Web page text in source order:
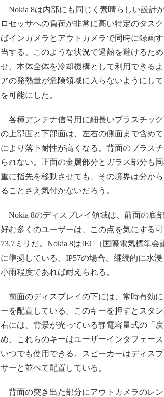
Nokia 8は内部にも同じく素晴らしい設計
ロセッサへの負荷が非常に高い特定のタス
ばインカメラとアウトカメラで同時に録画
当する。このような状況で過熱を避けるた
せ、本体全体を冷却機構として利用できる
アの発熱量が危険領域に入らないようにし
を可能にした。
各種アンテナ信号用に細長いプラスチッ
の上部面と下部面は、左右の側面まで含め
により落下耐性が高くなる。背面のプラス
られない。正面の金属部分とガラス部分も
重に指先を移動させても、その境界は分か
ることさえ気付かないだろう。
Nokia 8のディスプレイ領域は、前面の底
好む多くのユーザーは、この点を気にする
73.7ミリだ。Nokia 8はIEC（国際電気標準
に準拠している。IP57の場合、継続的に水
小雨程度であれば耐えられる。
前面のディスプレイの下には、常時有効
ーを配置している。このキーを押すとスタ
右には、背景が光っている静電容量式の「
め、これらのキーはユーザーインタフェー
いつでも使用できる。スピーカーはディス
サーと並べて配置している。
背面の突き出た部分にアウトカメラのレ